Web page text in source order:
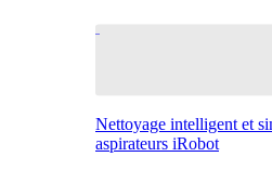
Nettoyage intelligent et
aspirateurs iRobot